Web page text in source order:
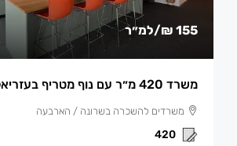
155 ₪ /למ״ר
משרד 420 מ״ר עם נוף מטריף בעזריאלי שרונה
משרדים להשכרה בשרונה / הארבעה
420